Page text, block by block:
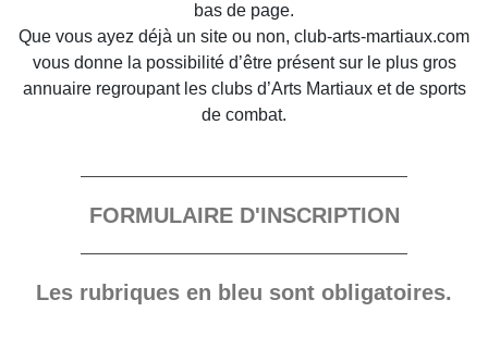
bas de page.
Que vous ayez déjà un site ou non, club-arts-martiaux.com
vous donne la possibilité d’être présent sur le plus gros
annuaire regroupant les clubs d’Arts Martiaux et de sports
de combat.
FORMULAIRE D'INSCRIPTION
Les rubriques en bleu sont obligatoires.